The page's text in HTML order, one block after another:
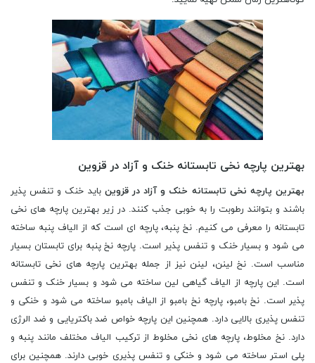
بهترین پارچه نخی تابستانه خنک و آزاد در قزوین
بهترین پارچه نخی تابستانه خنک و آزاد در قزوین باید خنک و تنفس پذیر
باشند و بتوانند رطوبت را به خوبی جذب کنند. در زیر بهترین پارچه های نخی
تابستانه را معرفی می کنیم. نخ پنبه، پارچه ای است که از الیاف پنبه ساخته
می شود و بسیار خنک و تنفس پذیر است. پارچه نخ پنبه برای تابستان بسیار
مناسب است. نخ لینن، لینن نیز از جمله بهترین پارچه های نخی تابستانه
است. این پارچه از الیاف گیاهی لین ساخته می شود و بسیار خنک و تنفس
پذیر است. نخ بامبو، پارچه نخ بامبو از الیاف بامبو ساخته می شود و خنکی و
تنفس پذیری بالایی دارد. همچنین این پارچه خواص ضد باکتریایی و ضد الرژی
دارد. نخ مخلوط، پارچه های نخی مخلوط از ترکیب الیاف مختلف مانند پنبه و
پلی استر ساخته می شود و خنکی و تنفس پذیری خوبی دارند. همچنین برای